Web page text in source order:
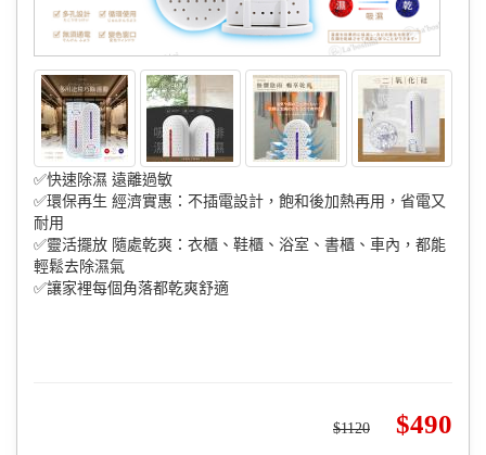
✅快速除濕 遠離過敏
✅環保再生 經濟實惠：不插電設計，飽和後加熱再用，省電又
耐用
✅靈活擺放 隨處乾爽：衣櫃、鞋櫃、浴室、書櫃、車內，都能
輕鬆去除濕氣
✅讓家裡每個角落都乾爽舒適
1120 490